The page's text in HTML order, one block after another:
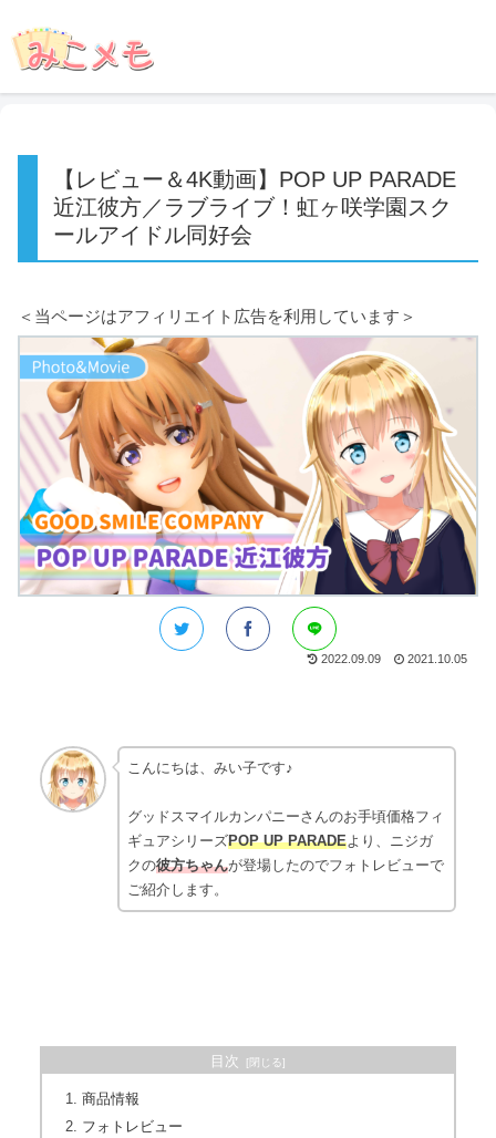
【レビュー＆4K動画】POP UP PARADE
近江彼方／ラブライブ！虹ヶ咲学園スク
ールアイドル同好会
＜当ページはアフィリエイト広告を利用しています＞
2022.09.09 2021.10.05
こんにちは、みい子です♪
グッドスマイルカンパニーさんのお手頃価格フィ
ギュアシリーズPOP UP PARADEより、ニジガ
クの彼方ちゃんが登場したのでフォトレビューで
ご紹介します。
目次
商品情報
フォトレビュー